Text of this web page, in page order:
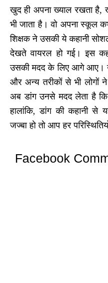
खुद ही अपना ख्याल रखता
भी जाता है। वो अपना स्कूल
शिक्षक ने उसकी ये कहानी
देखते वायरल हो गई। इस
उसकी मदद के लिए आगे आए।
और अन्य तरीकों से भी लोगों
अब डांग उनसे मदद लेता है कि
हालांकि, डांग की कहानी से
जज्बा हो तो आप हर
Facebook